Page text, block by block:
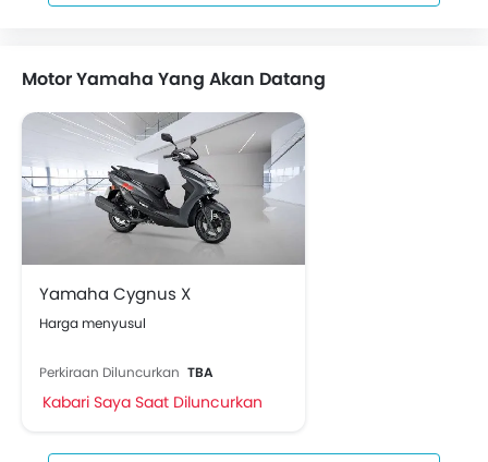
Motor Yamaha Yang Akan Datang
Yamaha Cygnus X
Harga menyusul
Perkiraan Diluncurkan TBA
Kabari Saya Saat Diluncurkan